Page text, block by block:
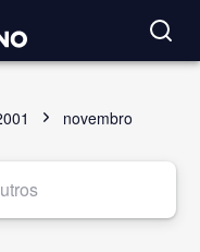
novembro